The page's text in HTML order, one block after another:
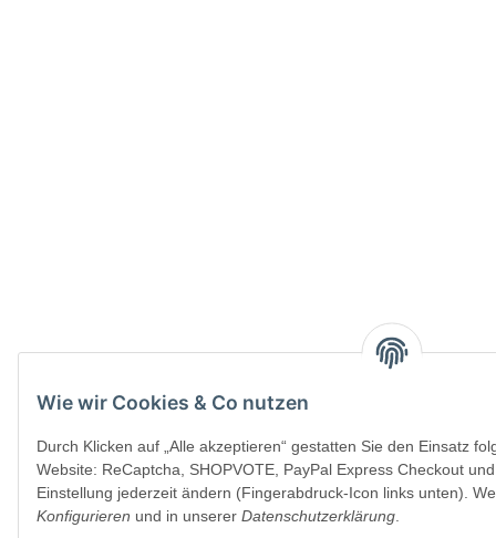
Wie wir Cookies & Co nutzen
Durch Klicken auf „Alle akzeptieren“ gestatten Sie den Einsatz
Website: ReCaptcha, SHOPVOTE, PayPal Express Checkout
Einstellung jederzeit ändern (Fingerabdruck-Icon links unten).
Konfigurieren und in unserer Datenschutzerklärung.